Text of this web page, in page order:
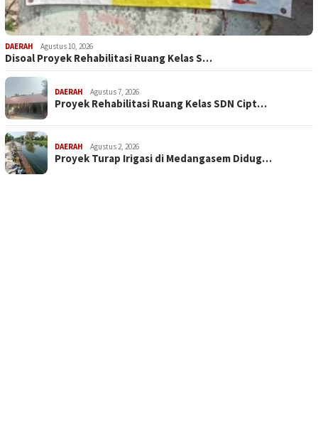
DAERAH Agustus 10, 2026
Disoal Proyek Rehabilitasi Ruang Kelas S…
DAERAH Agustus 7, 2026
Proyek Rehabilitasi Ruang Kelas SDN Cipt…
DAERAH Agustus 2, 2026
Proyek Turap Irigasi di Medangasem Didug…